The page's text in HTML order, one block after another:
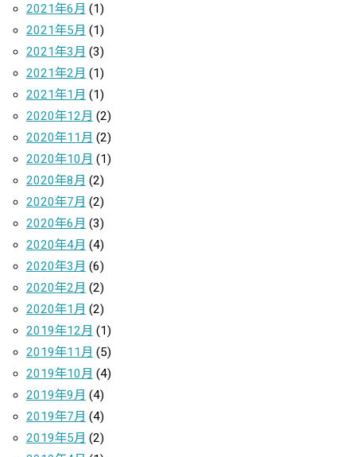
2021年6月 (1)
2021年5月 (1)
2021年3月 (3)
2021年2月 (1)
2021年1月 (1)
2020年12月 (2)
2020年11月 (2)
2020年10月 (1)
2020年8月 (2)
2020年7月 (2)
2020年6月 (3)
2020年4月 (4)
2020年3月 (6)
2020年2月 (2)
2020年1月 (2)
2019年12月 (1)
2019年11月 (5)
2019年10月 (4)
2019年9月 (4)
2019年7月 (4)
2019年5月 (2)